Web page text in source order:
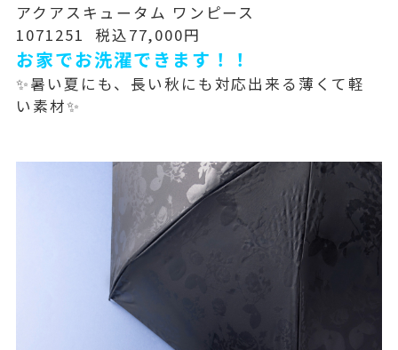
アクアスキュータム ワンピース
1071251 税込77,000円
お家でお洗濯できます！！
✨暑い夏にも、長い秋にも対応出来る薄くて軽
い素材✨